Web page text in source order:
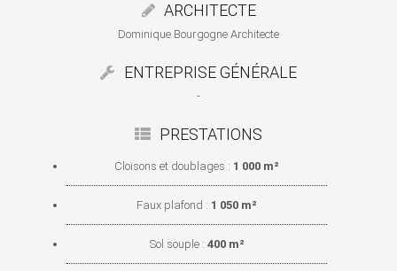
ARCHITECTE
Dominique Bourgogne Architecte
ENTREPRISE GÉNÉRALE
-
PRESTATIONS
Cloisons et doublages : 1 000 m²
Faux plafond : 1 050 m²
Sol souple : 400 m²